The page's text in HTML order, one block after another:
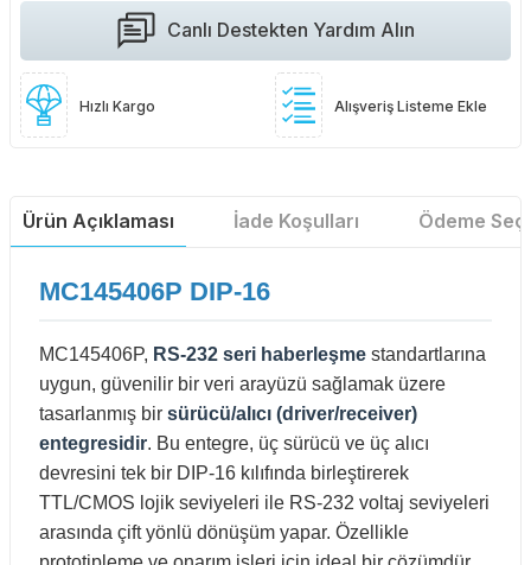
Canlı Destekten Yardım Alın
Hızlı Kargo Alışveriş Listeme Ekle
Ürün Açıklaması İade Koşulları Ödeme
MC145406P DIP-16
MC145406P, RS-232 seri haberleşme standartlarına
uygun, güvenilir bir veri arayüzü sağlamak üzere
tasarlanmış bir sürücü/alıcı (driver/receiver)
entegresidir. Bu entegre, üç sürücü ve üç alıcı
devresini tek bir DIP-16 kılıfında birleştirerek
TTL/CMOS lojik seviyeleri ile RS-232 voltaj seviyeleri
arasında çift yönlü dönüşüm yapar. Özellikle